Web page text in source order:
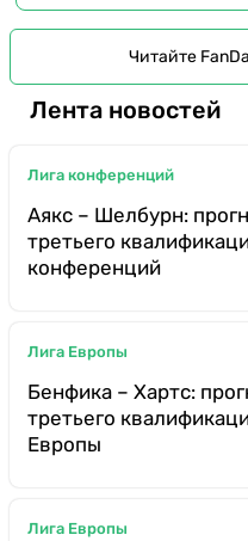
Читайте
Лента новостей
Лига конференций
Аякс – Шелбурн:
третьего
конференций
Лига Европы
Бенфика – Хартс:
третьего
Европы
Лига Европы